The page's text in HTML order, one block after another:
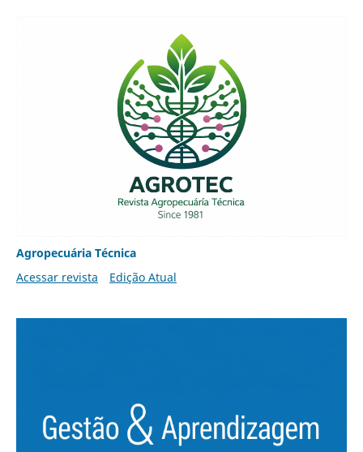
Agropecuária Técnica
Acessar revista
Edição Atual